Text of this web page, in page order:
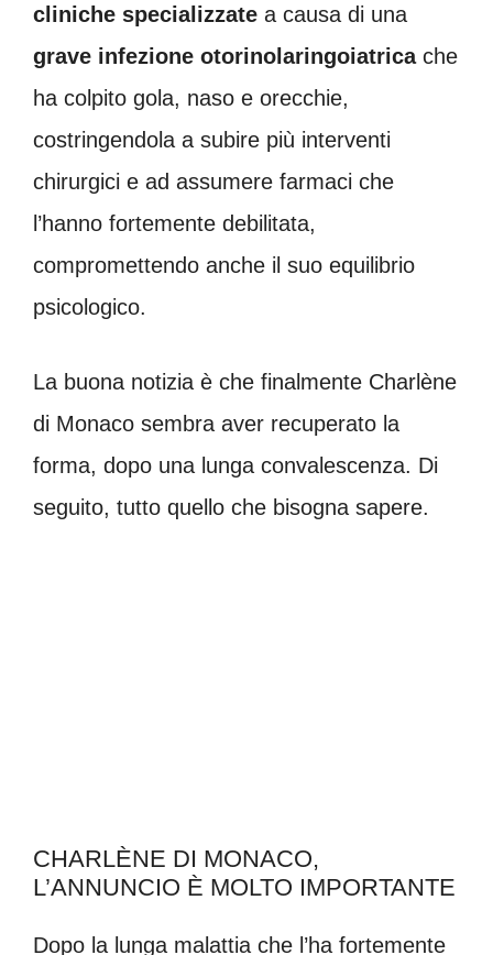
cliniche specializzate a causa di una
grave infezione otorinolaringoiatricache
ha colpito gola, naso e orecchie,
costringendola a subire più interventi
chirurgici e ad assumere farmaci che
l’hanno fortemente debilitata,
compromettendo anche il suo equilibrio
psicologico.
La buona notizia è che finalmente Charlène
di Monaco sembra aver recuperato la
forma, dopo una lunga convalescenza. Di
seguito, tutto quello che bisogna sapere.
CHARLÈNE DI MONACO,
L’ANNUNCIO È MOLTO IMPORTANTE
Dopo la lunga malattia che l’ha fortemente